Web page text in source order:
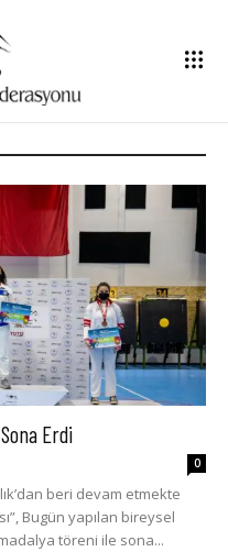
Erdi
0
beri devam etmekte
Bugün yapılan bireysel
töreni ile sona...